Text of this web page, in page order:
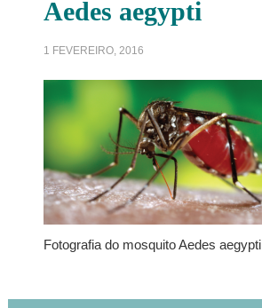
Aedes aegypti
1 FEVEREIRO, 2016
Fotografia do mosquito Aedes aegypti